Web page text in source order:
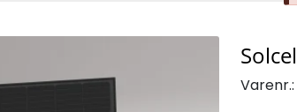
Varenr.: